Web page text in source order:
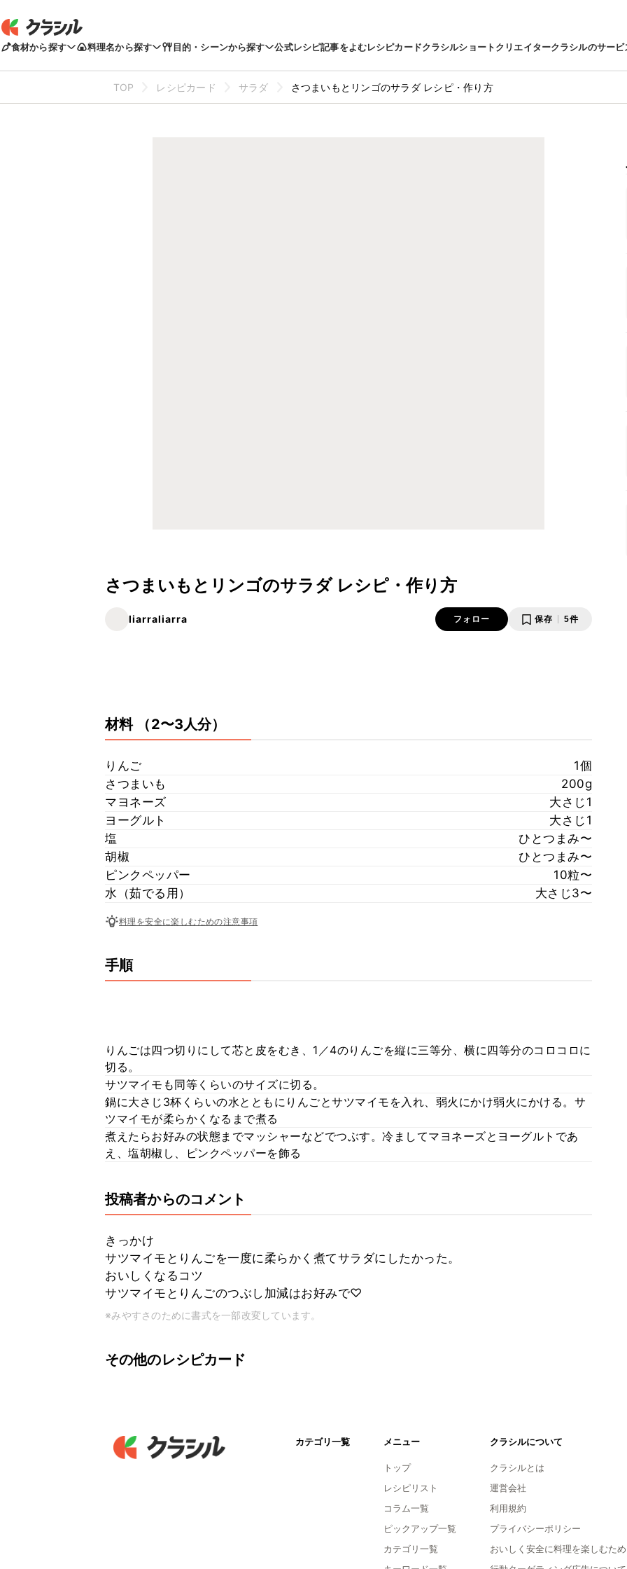
食材から探す 料理名から探す 目的・シーンから探す 公式レシピ記事をよむレシピカードクラシルショートクリエイタークラシルのサービ
TOP レシピカード サラダ さつまいもとリンゴのサラダ レシピ・作り方
さつまいもとリンゴのサラダ レシピ・作り方
liarraliarra フォロー 保存 5件
材料 （2〜3人分）
りんご
1個
さつまいも
200g
マヨネーズ
大さじ1
ヨーグルト
大さじ1
塩
ひとつまみ〜
胡椒
ひとつまみ〜
ピンクペッパー
10粒〜
水（茹でる用）
大さじ3〜
料理を安全に楽しむための注意事項
手順
りんごは四つ切りにして芯と皮をむき、1／4のりんごを縦に三等分、横に四等分のコロコロに
切る。
サツマイモも同等くらいのサイズに切る。
鍋に大さじ3杯くらいの水とともにりんごとサツマイモを入れ、弱火にかけ弱火にかける。サ
ツマイモが柔らかくなるまで煮る
煮えたらお好みの状態までマッシャーなどでつぶす。冷ましてマヨネーズとヨーグルトであ
え、塩胡椒し、ピンクペッパーを飾る
投稿者からのコメント
きっかけ
サツマイモとりんごを一度に柔らかく煮てサラダにしたかった。
おいしくなるコツ
サツマイモとりんごのつぶし加減はお好みで♡
※みやすさのために書式を一部改変しています。
その他のレシピカード
カテゴリ一覧 メニュー
トップ
レシピリスト
コラム一覧
ピックアップ一覧
カテゴリ一覧
クラシルについて
クラシルとは
運営会社
利用規約
プライバシーポリシー
おいしく安全に料理を楽しむため